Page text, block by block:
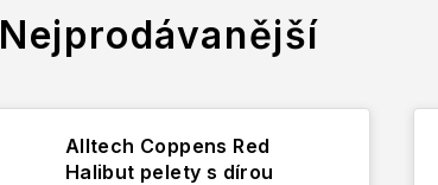
Nejprodávanější
Alltech Coppens Red
Halibut pelety s dírou